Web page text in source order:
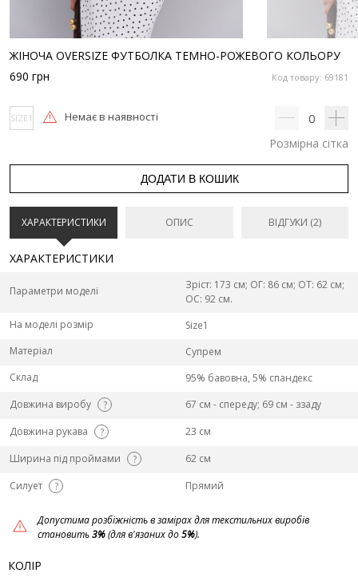
ЖІНОЧА OVERSIZE ФУТБОЛКА ТЕМНО-РОЖЕВОГО КОЛЬОРУ
Код товару: 69181
690 грн
SIZE1 Немає в наявності 0
Розмірна сітка
ДОДАТИ В КОШИК
ХАРАКТЕРИСТИКИ ОПИС ВІДГУКИ (2)
ХАРАКТЕРИСТИКИ
Параметри моделі
Зріст: 173 см; ОГ: 86 см; ОТ: 62 см;
ОС: 92 см.
На моделі розмір
Size1
Матеріал
Супрем
Склад
95% бавовна, 5% спандекс
Довжина виробу
?
67 см - спереду; 69 см - ззаду
Довжина рукава
?
23 см
Ширина під проймами
?
62 см
Силует
? Прямий
Допустима розбіжність в замірах для текстильних виробів
становить3%(для в'язаних до5%).
КОЛІР